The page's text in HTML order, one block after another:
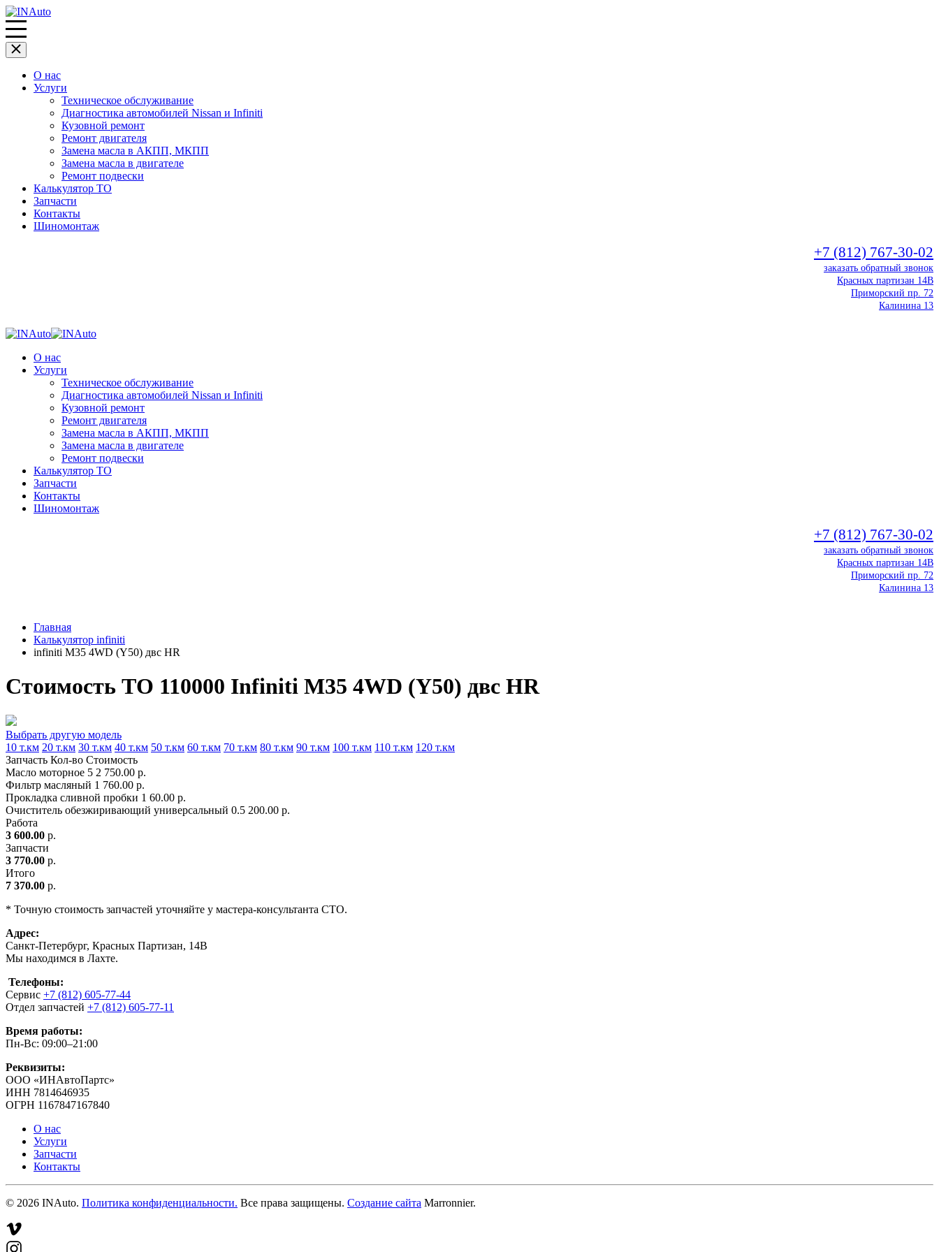
О нас
Услуги
Техническое обслуживание
Диагностика автомобилей Nissan и Infiniti
Кузовной ремонт
Ремонт двигателя
Замена масла в АКПП, МКПП
Замена масла в двигателе
Ремонт подвески
Калькулятор ТО
Запчасти
Контакты
Шиномонтаж
+7 (812) 767-30-02
заказать обратный звонок
Красных партизан 14В
Приморский пр. 72
Калинина 13
О нас
Услуги
Техническое обслуживание
Диагностика автомобилей Nissan и Infiniti
Кузовной ремонт
Ремонт двигателя
Замена масла в АКПП, МКПП
Замена масла в двигателе
Ремонт подвески
Калькулятор ТО
Запчасти
Контакты
Шиномонтаж
+7 (812) 767-30-02
заказать обратный звонок
Красных партизан 14В
Приморский пр. 72
Калинина 13
Главная
Калькулятор infiniti
infiniti M35 4WD (Y50) двс HR
Стоимость ТО 110000 Infiniti M35 4WD (Y50) двс HR
Выбрать другую модель
10 т.км 20 т.км 30 т.км 40 т.км 50 т.км 60 т.км 70 т.км 80 т.км 90 т.км 100 т.км 110 т.км 120 т.км
Запчасть Кол-во Стоимость
Масло моторное 5 2 750.00 р.
Фильтр масляный 1 760.00 р.
Прокладка сливной пробки 1 60.00 р.
Очиститель обезжиривающий универсальный 0.5 200.00 р.
Работа
3 600.00 р.
Запчасти
3 770.00 р.
Итого
7 370.00 р.
* Точную стоимость запчастей уточняйте у мастера-консультанта СТО.
Адрес:
Санкт-Петербург, Красных Партизан, 14В
Мы находимся в Лахте.
Телефоны:
Сервис +7 (812) 605-77-44
Отдел запчастей +7 (812) 605-77-11
Время работы:
Пн-Вс: 09:00–21:00
Реквизиты:
ООО «ИНАвтоПартс»
ИНН 7814646935
ОГРН 1167847167840
О нас
Услуги
Запчасти
Контакты
© 2026 INAuto. Политика конфиденциальности. Все права защищены. Создание сайта Marronnier.